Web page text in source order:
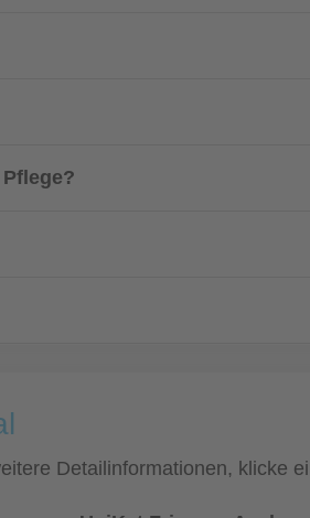
Detailinformationen, klicke